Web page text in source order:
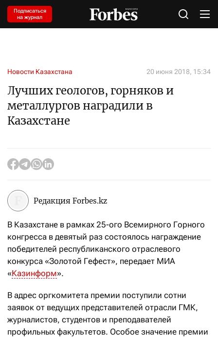
Подписаться
на журнал
Новости Казахстана 20 июня 2018, 15:34
Лучших геологов, горняков и
металлургов наградили в
Казахстане
Редакция Forbes.kz
В Казахстане в рамках 25-ого Всемирного Горного
конгресса в девятый раз состоялось награждение
победителей республиканского отраслевого
конкурса «Золотой Гефест», передает МИА
«Казинформ».
В адрес оргкомитета премии поступили сотни
заявок от ведущих представителей отрасли ГМК,
журналистов, студентов и преподавателей
профильных факультетов. Особое значение премии